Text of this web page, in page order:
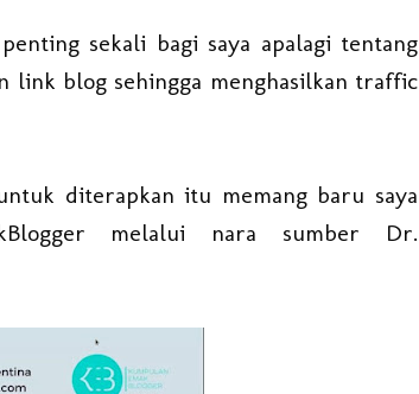
sekali bagi saya apalagi tentang
link blog sehingga menghasilkan traffic
diterapkan itu memang baru saya
melalui nara sumber Dr.